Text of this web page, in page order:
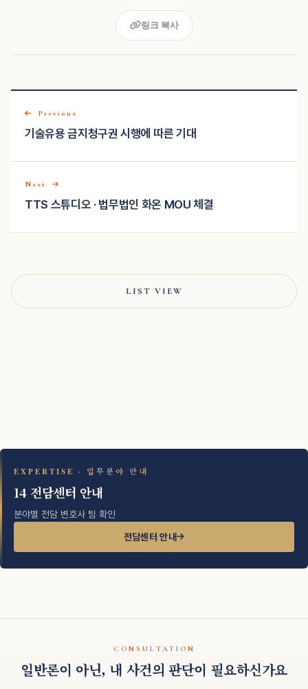
링크 복사
Previous
기술유용 금지청구권 시행에 따른 기대
Next
TTS 스튜디오 · 법무법인 화온 MOU 체결
LIST VIEW
EXPERTISE · 업무분야 안내
14 전담센터 안내
분야별 전담 변호사 팀 확인
전담센터 안내
CONSULTATION
일반론이 아닌, 내 사건의 판단이 필요하신가요